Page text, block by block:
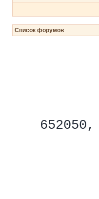
Список форумов
652050,